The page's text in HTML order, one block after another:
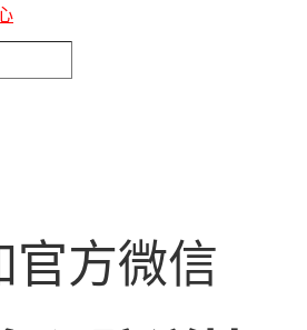
官方微信